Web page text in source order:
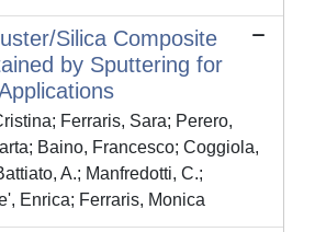
Silica Composite
by Sputtering for
Ferraris, Sara; Perero,
Baino, Francesco; Coggiola,
A.; Manfredotti, C.;
Enrica; Ferraris, Monica